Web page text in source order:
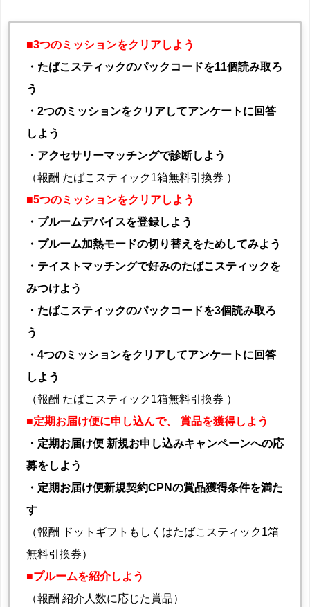
■3つのミッションをクリアしよう
・たばこスティックのパックコードを11個読み取ろ
う
・2つのミッションをクリアしてアンケートに回答
しよう
・アクセサリーマッチングで診断しよう
（報酬 たばこスティック1箱無料引換券 ）
■5つのミッションをクリアしよう
・プルームデバイスを登録しよう
・プルーム加熱モードの切り替えをためしてみよう
・テイストマッチングで好みのたばこスティックを
みつけよう
・たばこスティックのパックコードを3個読み取ろ
う
・4つのミッションをクリアしてアンケートに回答
しよう
（報酬 たばこスティック1箱無料引換券 ）
■定期お届け便に申し込んで、 賞品を獲得しよう
・定期お届け便 新規お申し込みキャンペーンへの応
募をしよう
・定期お届け便新規契約CPNの賞品獲得条件を満た
す
（報酬 ドットギフトもしくはたばこスティック1箱
無料引換券）
■プルームを紹介しよう
（報酬 紹介人数に応じた賞品）